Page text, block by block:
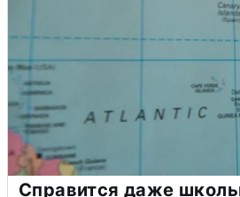
Справится даже